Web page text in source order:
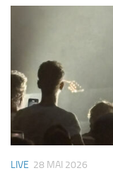
LIVE 28 MAI 2026